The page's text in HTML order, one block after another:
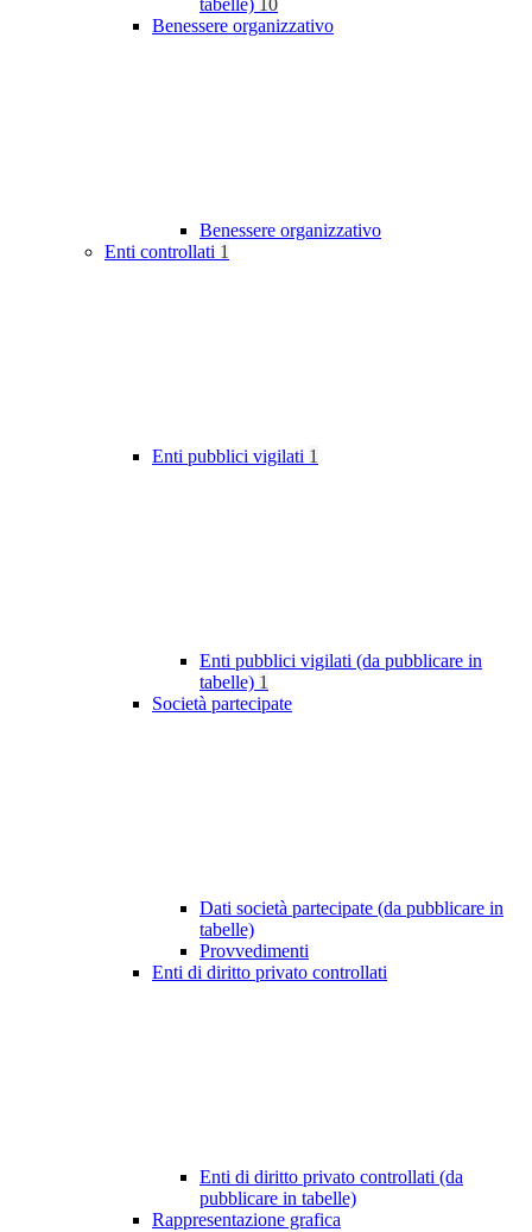
tabelle)
10
Benessere organizzativo
Benessere organizzativo
Enti controllati 1
Enti pubblici vigilati 1
Enti pubblici vigilati (da pubblicare in
tabelle) 1
Società partecipate
Dati società partecipate (da pubblicare in
tabelle)
Provvedimenti
Enti di diritto privato controllati
Enti di diritto privato controllati (da
pubblicare in tabelle)
Rappresentazione grafica